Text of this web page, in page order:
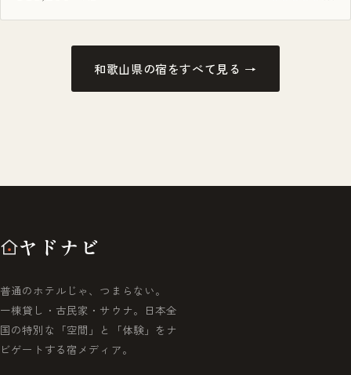
和歌山県の宿をすべて見る →
ヤドナビ
普通のホテルじゃ、つまらない。
一棟貸し・古民家・サウナ。日本全
国の特別な「空間」と「体験」をナ
ビゲートする宿メディア。